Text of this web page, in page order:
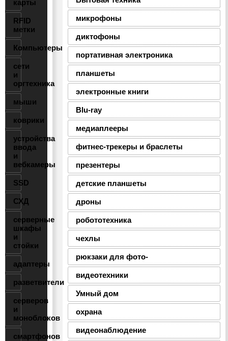
карты
RFID
метки
Компьютеры
сети
и
оргтехника
мыши
коврики
устройства
ввода
и
вебкамеры
SSD
СХД
серверные
шкафы
и
стойки
адаптеры
разветвители
серверов
и
моноблоков
смартфонов
микрофоны
диктофоны
портативная электроника
планшеты
электронные книги
Blu-ray
медиаплееры
фитнес-трекеры и браслеты
презентеры
детские планшеты
дроны
робототехника
чехлы
рюкзаки для фото-
видеотехники
Умный дом
охрана
видеонаблюдение